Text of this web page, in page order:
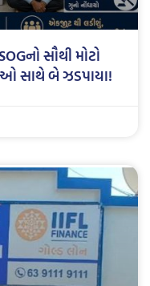
સૌથી મોટો
સાથે બે ઝડપાયા!